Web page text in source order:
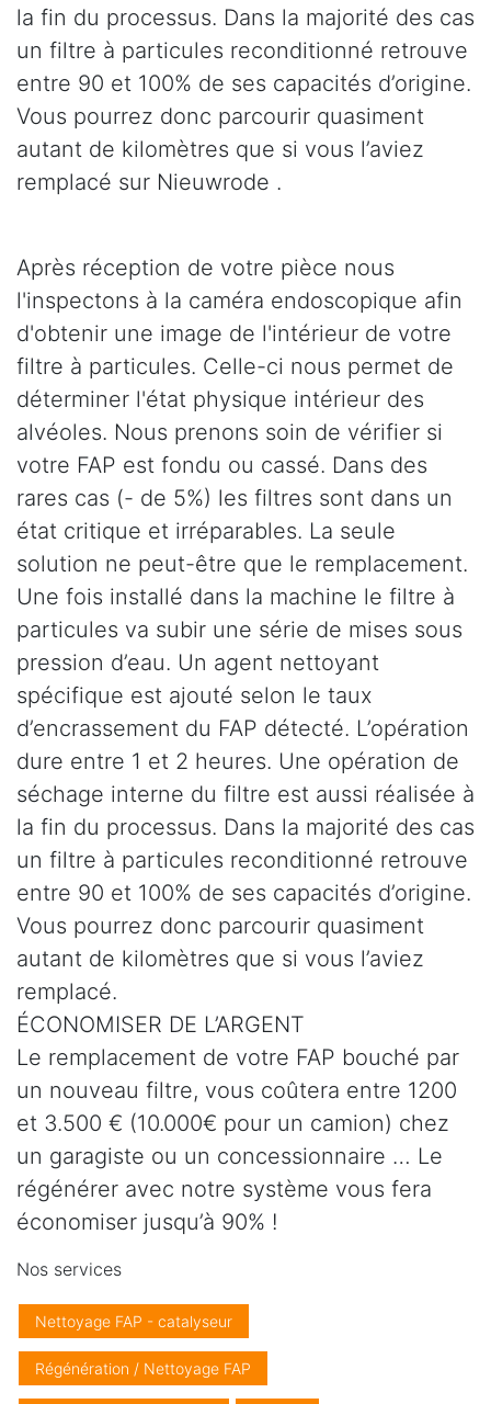
la fin du processus. Dans la majorité des cas
un filtre à particules reconditionné retrouve
entre 90 et 100% de ses capacités d’origine.
Vous pourrez donc parcourir quasiment
autant de kilomètres que si vous l’aviez
remplacé sur Nieuwrode .
Après réception de votre pièce nous
l'inspectons à la caméra endoscopique afin
d'obtenir une image de l'intérieur de votre
filtre à particules. Celle-ci nous permet de
déterminer l'état physique intérieur des
alvéoles. Nous prenons soin de vérifier si
votre FAP est fondu ou cassé. Dans des
rares cas (- de 5%) les filtres sont dans un
état critique et irréparables. La seule
solution ne peut-être que le remplacement.
Une fois installé dans la machine le filtre à
particules va subir une série de mises sous
pression d’eau. Un agent nettoyant
spécifique est ajouté selon le taux
d’encrassement du FAP détecté. L’opération
dure entre 1 et 2 heures. Une opération de
séchage interne du filtre est aussi réalisée à
la fin du processus. Dans la majorité des cas
un filtre à particules reconditionné retrouve
entre 90 et 100% de ses capacités d’origine.
Vous pourrez donc parcourir quasiment
autant de kilomètres que si vous l’aviez
remplacé.
ÉCONOMISER DE L’ARGENT
Le remplacement de votre FAP bouché par
un nouveau filtre, vous coûtera entre 1200
et 3.500 € (10.000€ pour un camion) chez
un garagiste ou un concessionnaire … Le
régénérer avec notre système vous fera
économiser jusqu’à 90% !
Nos services
Nettoyage FAP - catalyseur
Régénération / Nettoyage FAP